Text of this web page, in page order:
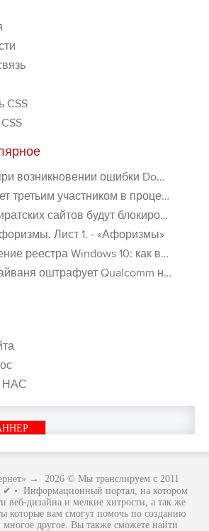
CSS
ошибки Download interrupted в Chrome - «Windows»
в процессе ФАС против Google - «Интернет»
сайтов будут блокироваться! - «Интернет»
Лист 1. - «Афоризмы»
10: как восстановить реестр Виндовс 10 - «Windows»
Qualcomm на $774 млн - «Новости сети»
НАС
→ 2026 © Мы транслируем с 2011
• Информационный портал, на котором
веб-дизайна и мелкие хитрости, а так же
которые вам смогут помочь по созданию
другое. Вы также сможете найти